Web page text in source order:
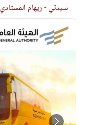
سيدتي - ريهام المستادي
سيدتي وطفلك
لايف ستايل
بلس+
مطبخ سيدتي
مقالات الرأي
ستايل
تقارير
عروس سيدتي